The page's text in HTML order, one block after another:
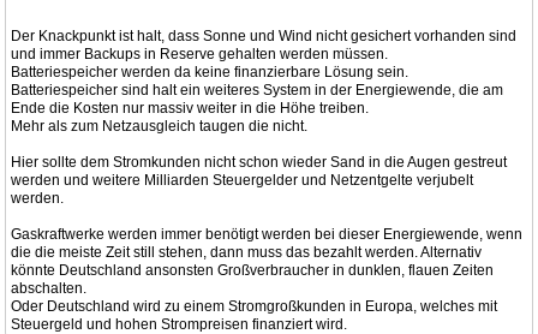
Der Knackpunkt ist halt, dass Sonne und Wind nicht gesichert vorhanden sind
und immer Backups in Reserve gehalten werden müssen.
Batteriespeicher werden da keine finanzierbare Lösung sein.
Batteriespeicher sind halt ein weiteres System in der Energiewende, die am
Ende die Kosten nur massiv weiter in die Höhe treiben.
Mehr als zum Netzausgleich taugen die nicht.
Hier sollte dem Stromkunden nicht schon wieder Sand in die Augen gestreut
werden und weitere Milliarden Steuergelder und Netzentgelte verjubelt
werden.
Gaskraftwerke werden immer benötigt werden bei dieser Energiewende, wenn
die die meiste Zeit still stehen, dann muss das bezahlt werden. Alternativ
könnte Deutschland ansonsten Großverbraucher in dunklen, flauen Zeiten
abschalten.
Oder Deutschland wird zu einem Stromgroßkunden in Europa, welches mit
Steuergeld und hohen Strompreisen finanziert wird.